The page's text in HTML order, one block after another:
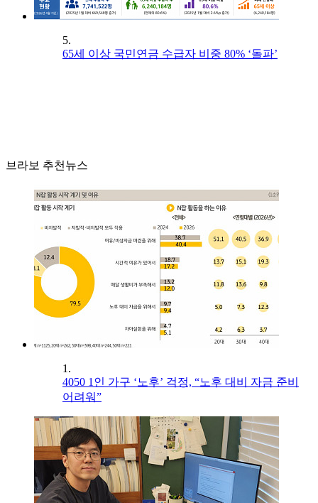
5.
65세 이상 국민연금 수급자 비중 80% ‘돌파’
브라보 추천뉴스
1.
4050 1인 가구 ‘노후’ 걱정, “노후 대비 자금 준비
어려워”